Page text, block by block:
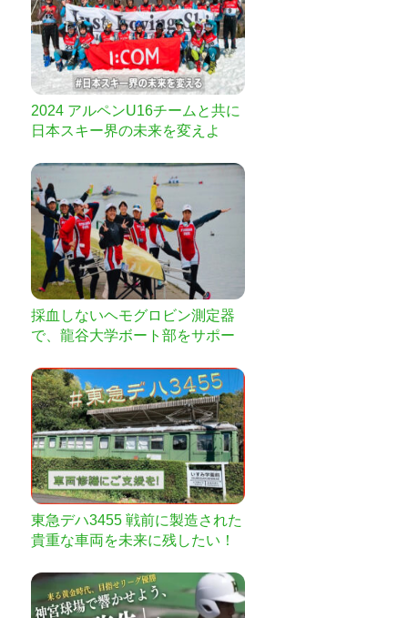
2024 アルペンU16チームと共に
日本スキー界の未来を変えよ
採血しないヘモグロビン測定器
で、龍谷大学ボート部をサポー
東急デハ3455 戦前に製造された
貴重な車両を未来に残したい！